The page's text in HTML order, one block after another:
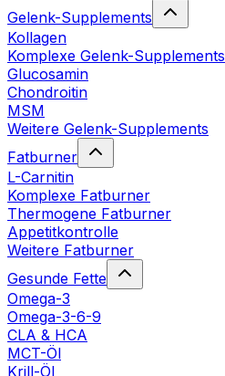
Gelenk-Supplements
Kollagen
Komplexe Gelenk-Supplements
Glucosamin
Chondroitin
MSM
Weitere Gelenk-Supplements
Fatburner
L-Carnitin
Komplexe Fatburner
Thermogene Fatburner
Appetitkontrolle
Weitere Fatburner
Gesunde Fette
Omega-3
Omega-3-6-9
CLA & HCA
MCT-Öl
Krill-Öl